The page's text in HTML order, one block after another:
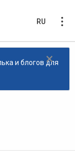
RU
×
и блогов для